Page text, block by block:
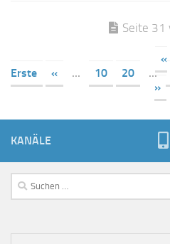
Seite 31
«
Erste
« ... 10 20 ...
»
KANÄLE
Suchen
nach: